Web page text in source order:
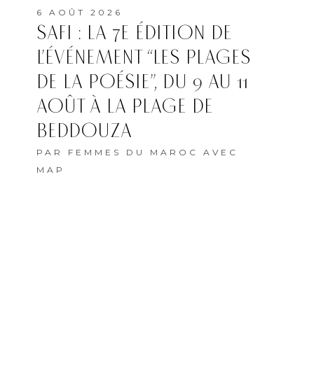
6 AOÛT 2026
SAFI : LA 7E ÉDITION DE
L’ÉVÉNEMENT “LES PLAGES
DE LA POÉSIE”, DU 9 AU 11
AOÛT À LA PLAGE DE
BEDDOUZA
PAR FEMMES DU MAROC AVEC
MAP